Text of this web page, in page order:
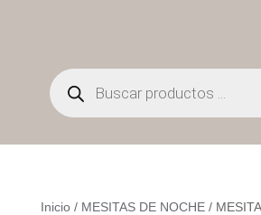
Búsqueda
de
productos
Inicio/ MESITAS DE NOCHE/